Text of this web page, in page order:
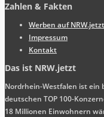
Zahlen & Fakten
Werben auf NRW.jetzt
Impressum
Kontakt
Das ist NRW.jetzt
Nordrhein-Westfalen ist ein
deutschen TOP 100-
18 Millionen Einwohnern